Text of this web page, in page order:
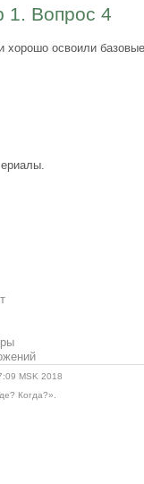
1. Вопрос 4
освоили
MSK 2018
Когда?».